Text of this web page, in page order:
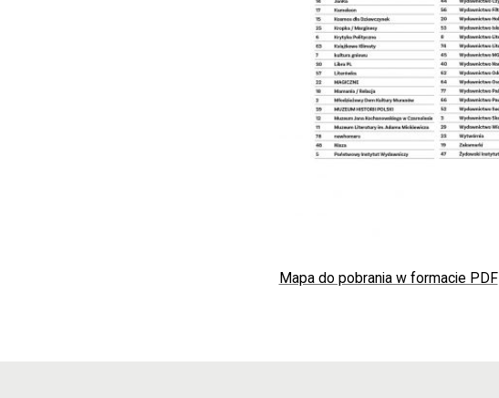
Mapa do pobrania w formacie PDF